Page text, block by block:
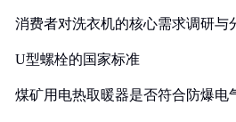
消费者对洗衣机的核心需求调研与
U型螺栓的国家标准
煤矿用电热取暖器是否符合防爆电